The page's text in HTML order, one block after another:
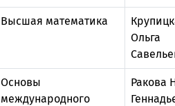
Высшая математика
Ольга
Основы
международного
Ракова